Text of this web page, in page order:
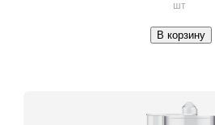
шт
В корзину